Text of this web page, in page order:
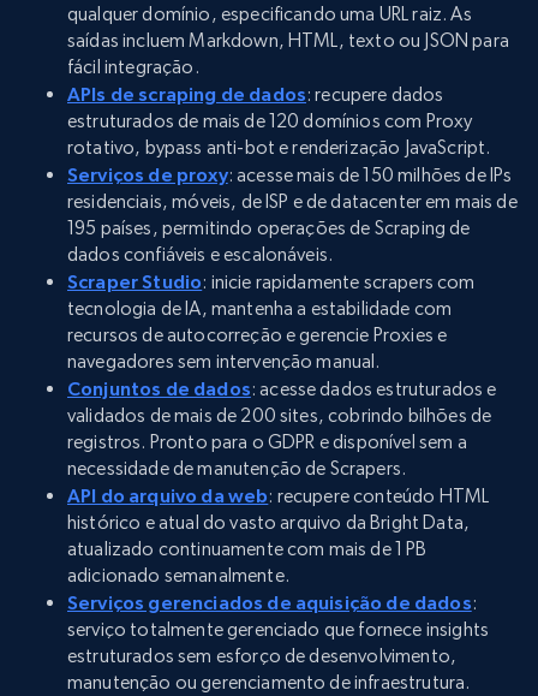
qualquer domínio, especificando uma URL raiz. As
saídas incluem Markdown, HTML, texto ou JSON para
fácil integração.
APIs de scraping de dados: recupere dados
estruturados de mais de 120 domínios com Proxy
rotativo, bypass anti-bot e renderização JavaScript.
Serviços de proxy: acesse mais de 150 milhões de IPs
residenciais, móveis, de ISP e de datacenter em mais de
195 países, permitindo operações de Scraping de
dados confiáveis e escalonáveis.
Scraper Studio: inicie rapidamente scrapers com
tecnologia de IA, mantenha a estabilidade com
recursos de autocorreção e gerencie Proxies e
navegadores sem intervenção manual.
Conjuntos de dados: acesse dados estruturados e
validados de mais de 200 sites, cobrindo bilhões de
registros. Pronto para o GDPR e disponível sem a
necessidade de manutenção de Scrapers.
API do arquivo da web: recupere conteúdo HTML
histórico e atual do vasto arquivo da Bright Data,
atualizado continuamente com mais de 1 PB
adicionado semanalmente.
Serviços gerenciados de aquisição de dados:
serviço totalmente gerenciado que fornece insights
estruturados sem esforço de desenvolvimento,
manutenção ou gerenciamento de infraestrutura.